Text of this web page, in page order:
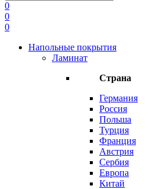
0
0
0
Напольные покрытия
Ламинат
Страна
Германия
Россия
Польша
Турция
Франция
Австрия
Сербия
Европа
Китай